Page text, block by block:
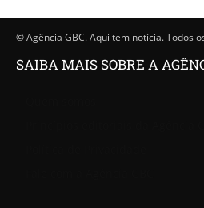
© Agência GBC. Aqui tem notícia. Todos
SAIBA MAIS SOBRE A